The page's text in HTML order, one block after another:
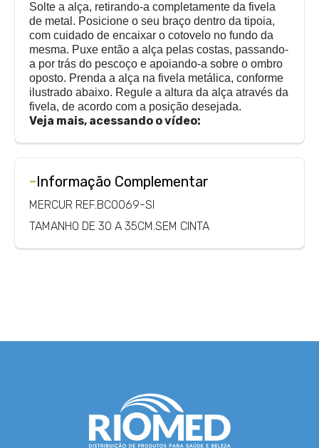
Solte a alça, retirando-a completamente da fivela
de metal. Posicione o seu braço dentro da tipoia,
com cuidado de encaixar o cotovelo no fundo da
mesma. Puxe então a alça pelas costas, passando-
a por trás do pescoço e apoiando-a sobre o ombro
oposto. Prenda a alça na fivela metálica, conforme
ilustrado abaixo. Regule a altura da alça através da
fivela, de acordo com a posição desejada.
Veja mais, acessando o vídeo:
-Informação Complementar
MERCUR REF.BC0069-SI
TAMANHO DE 30 A 35CM.SEM CINTA